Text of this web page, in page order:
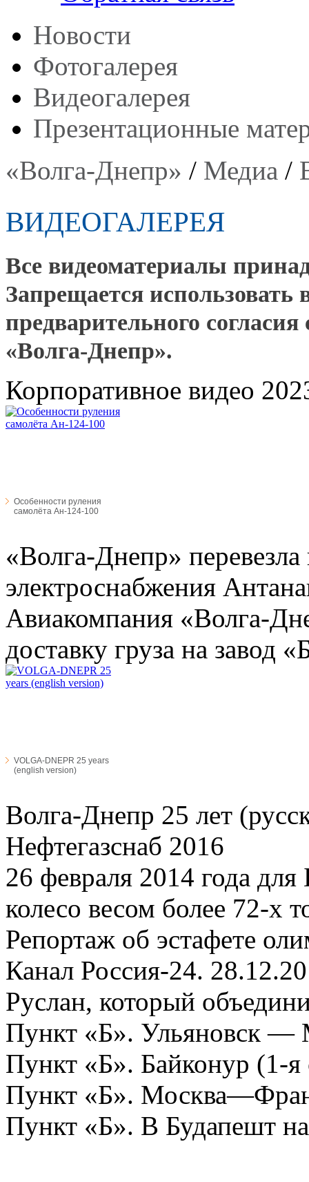
Новости
Фотогалерея
Видеогалерея
Презентационные
«Волга-Днепр» / Медиа /
ВИДЕОГАЛЕРЕЯ
Все видеоматериалы
Запрещается использовать
предварительного
«Волга-Днепр».
Корпоративное видео
Особенности руления
самолёта Ан-124-100
«Волга-Днепр»
электроснабжения
Авиакомпания «Волга-
доставку груза на завод
VOLGA-DNEPR 25 years
(english version)
Волга-Днепр 25 лет
Нефтегазснаб 2016
26 февраля 2014 года
колесо весом более 72-х
Репортаж об эстафете
Канал Россия-24.
Руслан, который
Пункт «Б». Ульяновск —
Пункт «Б». Байконур (1-я
Пункт «Б».
Пункт «Б». В Будапешт